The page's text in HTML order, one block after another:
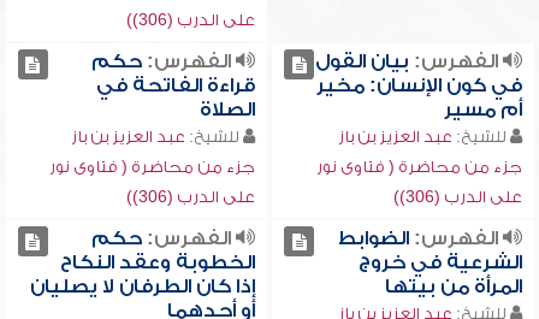
على الدرب (306))
الفهرس: بيان القول
في كون الإنسان: مخير
أم مسير
للشيخ: عبد العزيز بن باز
جزء من محاضرة ( فتاوى نور
على الدرب (306))
الفهرس:حكم
قراءة الفاتحة في
الصلاة
للشيخ: عبد العزيز بن باز
جزء من محاضرة ( فتاوى نور
على الدرب (306))
الفهرس:الضوابط
الشرعية في خروج
المرأة من بيتها
للشيخ: عبد العزيز بن باز
الفهرس:حكم
الخطوبة وعقد النكاح
إذا كان الطرفان لا يصليان
أو أحدهما